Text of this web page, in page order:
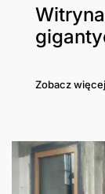
Zobacz więcej